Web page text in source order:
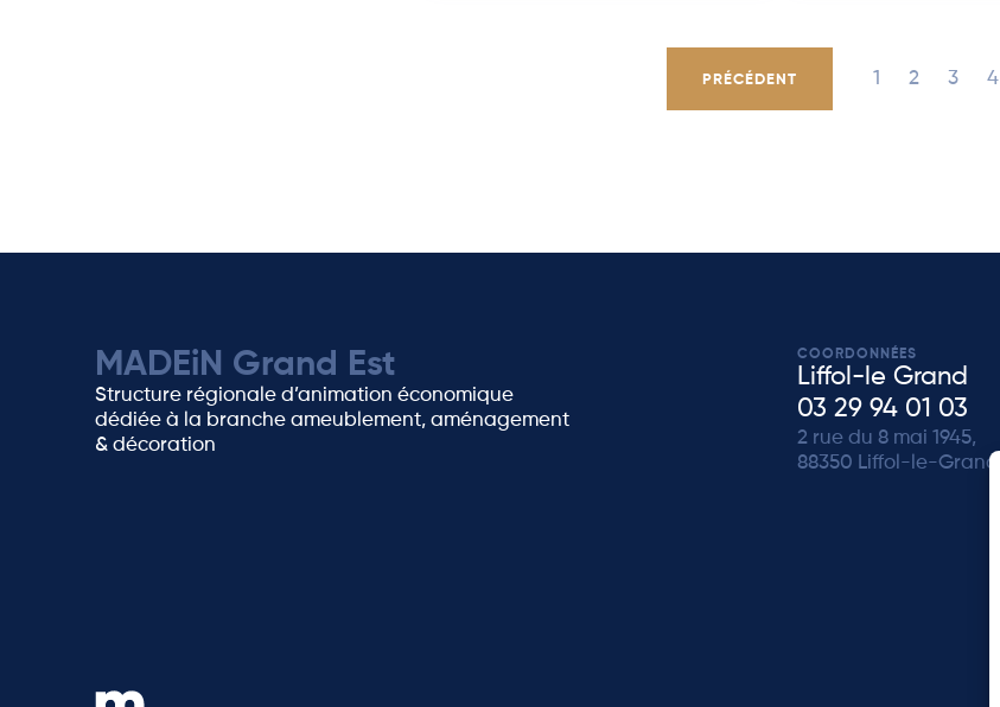
PRÉCÉDENT 1 2 3 4
MADEiN Grand Est
Structure régionale d’animation économique
dédiée à la branche ameublement, aménagement
& décoration
COORDONNÉES
Liffol-le Grand
03 29 94 01 03
2 rue du 8 mai 1945,
88350 Liffol-le-Grand